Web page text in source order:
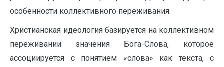
особенности коллективного переживания.
Христианская идеология базируется на коллективном
переживании значения Бога-Слова, которое
ассоциируется с понятием «слова» как текста, с